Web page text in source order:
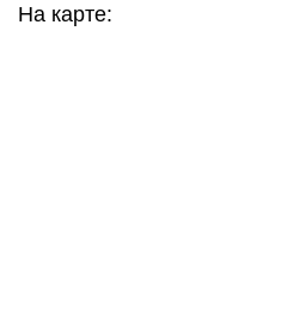
На карте: